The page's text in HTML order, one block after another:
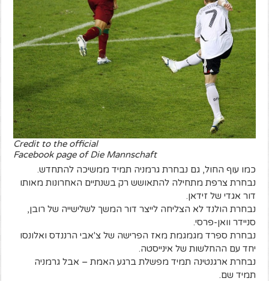
Credit to the official
Facebook page of Die Mannschaft
כמו עוף החול, גם נבחרת גרמניה תמיד ממשיכה להתחדש.
נבחרת צרפת מתחילה להתאושש רק בשנתיים האחרונות מאותו
דור אגדי של זידאן.
נבחרת הולנד לא הצליחה לייצר דור המשך לשלישייה של רובן,
סניידר וואן-פרסי.
נבחרת ספרד מגמגמת מאז הפרישה של צ'אבי הרננדס ואלונסו
יחד עם ההחלשות של אינייסטה.
נבחרת ארגנטינה תמיד מפשלת ברגע האמת – אבל גרמניה
תמיד שם.